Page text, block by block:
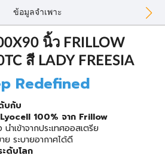
ข้อมูลจำเพาะ
นิ้ว FRILLOW
สี LADY FREESIA
Redefined
บกับ
100% จาก Frillow
เข้าจากประเทศออสเตรีย
ระบายอากาศได้ดี
ะดับโลก